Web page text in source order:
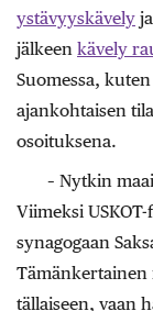
ystävyyskävely
jälkeen kävely
Suomessa, kuten
ajankohtaisen
osoituksena.
– Nytkin
Viimeksi
synagogaan
tällaiseen, vaan